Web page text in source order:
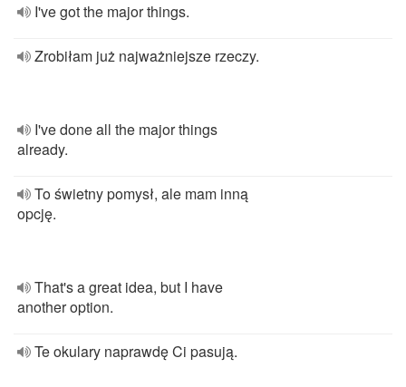
I've got the major things.
Zrobiłam już najważniejsze rzeczy.
I've done all the major things
already.
To świetny pomysł, ale mam inną
opcję.
That's a great idea, but I have
another option.
Te okulary naprawdę Ci pasują.